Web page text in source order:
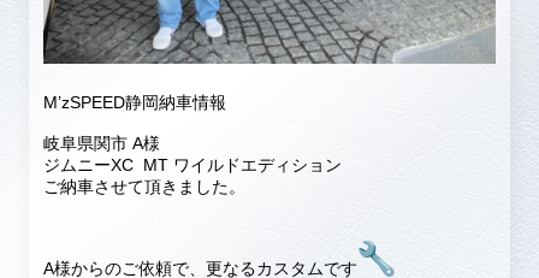
M’zSPEED静岡納車情報
岐阜県関市 A様
ジムニーXC MT ワイルドエディション
ご納車させて頂きました。
A様からのご依頼で、更なるカスタムです